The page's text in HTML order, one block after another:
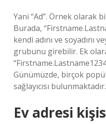
Yani “Ad”. Örnek olarak
Burada,
kendi adını ve soyadını
grubunu girebilir. Ek
Günümüzde, birçok
sağlayıcısı bulunmaktadır.
Ev adresi